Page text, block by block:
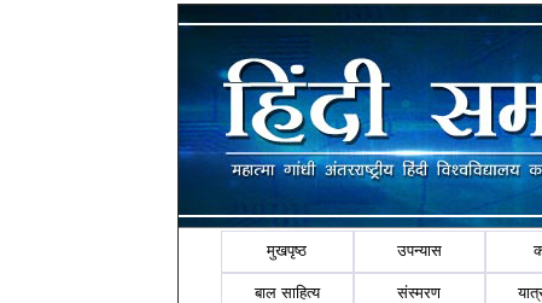
मुखपृष्ठ उपन्यास
बाल साहित्य संस्मरण